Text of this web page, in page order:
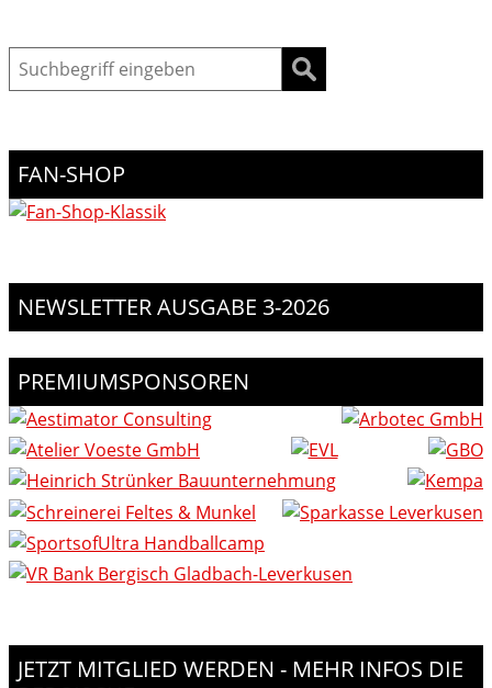
Suche
FAN-SHOP
NEWSLETTER AUSGABE 3-2026
PREMIUMSPONSOREN
JETZT MITGLIED WERDEN - MEHR INFOS DIE